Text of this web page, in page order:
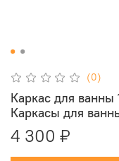
(0)
Каркас для ванны
Каркасы для
4 300 ₽